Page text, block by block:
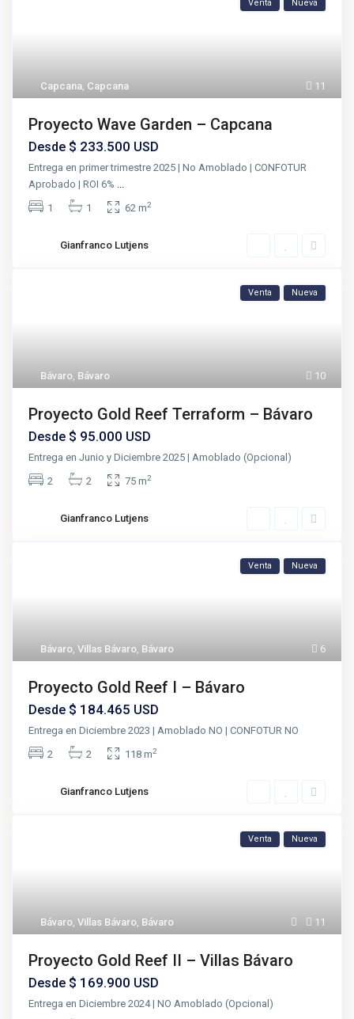
11
Capcana, Capcana
Venta Nueva
Proyecto Wave Garden – Capcana
Desde $ 233.500 USD
Entrega en primer trimestre 2025 | No Amoblado | CONFOTUR
Aprobado | ROI 6% ...
1
1 62 m2
Gianfranco Lutjens
10
Bávaro, Bávaro
Venta Nueva
Proyecto Gold Reef Terraform – Bávaro
Desde $ 95.000 USD
Entrega en Junio y Diciembre 2025 | Amoblado (Opcional)
2
2 75 m2
Gianfranco Lutjens
6
Bávaro,Villas Bávaro, Bávaro
Venta Nueva
Proyecto Gold Reef I – Bávaro
Desde $ 184.465 USD
Entrega en Diciembre 2023 | Amoblado NO | CONFOTUR NO
2
2 118 m2
Gianfranco Lutjens
11
Bávaro,Villas Bávaro, Bávaro
Venta Nueva
Proyecto Gold Reef II – Villas Bávaro
Desde $ 169.900 USD
Entrega en Diciembre 2024 | NO Amoblado (Opcional)